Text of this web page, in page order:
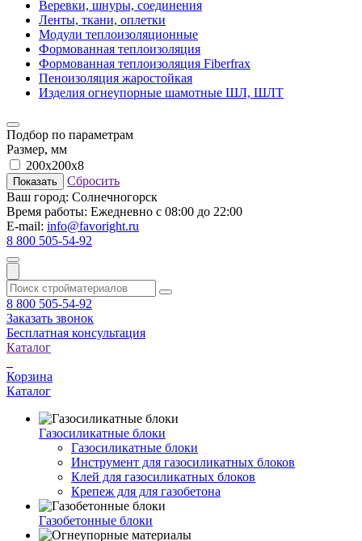
Веревки, шнуры, соединения
Ленты, ткани, оплетки
Модули теплоизоляционные
Формованная теплоизоляция
Формованная теплоизоляция Fiberfrax
Пеноизоляция жаростойкая
Изделия огнеупорные шамотные ШЛ, ШЛТ
Подбор по параметрам
Размер, мм
200х200х8
Показать
Сбросить
Ваш город: Солнечногорск
Время работы: Ежедневно с 08:00 до 22:00
E-mail: info@favoright.ru
8 800 505-54-92
8 800 505-54-92
Заказать звонок
Бесплатная консультация
Каталог
Корзина
Каталог
Газосиликатные блоки
Газосиликатные блоки
Инструмент для газосиликатных блоков
Клей для газосиликатных блоков
Крепеж для для газобетона
Газобетонные блоки